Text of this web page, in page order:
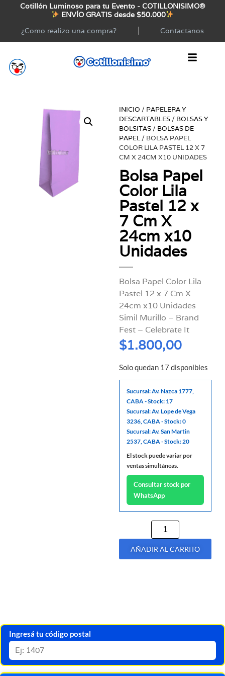
Cotillón Luminoso para tu Evento - COTILLONISIMO®
ENVÍO GRATIS desde $50.000
¿Como realizo una compra?
Contactanos
INICIO / PAPELERA Y
DESCARTABLES / BOLSAS Y
BOLSITAS / BOLSAS DE
PAPEL/ BOLSA PAPEL
COLOR LILA PASTEL 12 X 7
CM X 24CM X10 UNIDADES
Bolsa Papel
Color Lila
Pastel 12 x
7 Cm X
24cm x10
Unidades
Bolsa Papel Color Lila
Pastel 12 x 7 Cm X
24cm x10 Unidades
Simil Murillo – Brand
Fest – Celebrate It
$1.800,00
Solo quedan 17 disponibles
Sucursal: Av. Nazca 1777,
CABA - Stock: 17
Sucursal: Av. Lope de Vega
3236, CABA - Stock: 0
Sucursal: Av. San Martin
2537, CABA - Stock: 20
El stock puede variar por
ventas simultáneas.
Consultar stock por
WhatsApp
AÑADIR AL CARRITO
Ingresá tu código postal